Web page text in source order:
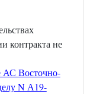
контракта не
АС Восточно-
N А19-